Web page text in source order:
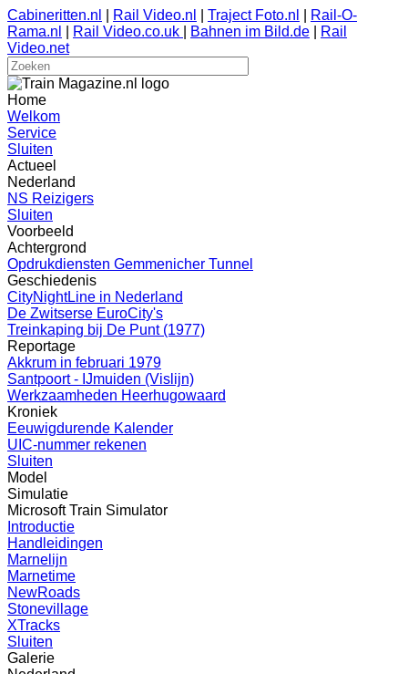
Cabineritten.nl Rail Video.nl Traject Foto.nl
Rail-O-
Rama.nl
Rail Video.co.uk Bahnen im Bild.de
Rail
Video.net
Home
Welkom
Service
Sluiten
Actueel
Nederland
NS Reizigers
Sluiten
Voorbeeld
Achtergrond
Opdrukdiensten Gemmenicher Tunnel
Geschiedenis
CityNightLine in Nederland
De Zwitserse EuroCity's
Treinkaping bij De Punt (1977)
Reportage
Akkrum in februari 1979
Santpoort - IJmuiden (Vislijn)
Werkzaamheden Heerhugowaard
Kroniek
Eeuwigdurende Kalender
UIC-nummer rekenen
Sluiten
Model
Simulatie
Microsoft Train Simulator
Introductie
Handleidingen
Marnelijn
Marnetime
NewRoads
Stonevillage
XTracks
Sluiten
Galerie